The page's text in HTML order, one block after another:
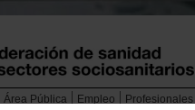
Área Pública Empleo Profesionales